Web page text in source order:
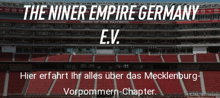
THE NINER EMPIRE GERMANY
E.V.
Hier erfahrt Ihr alles über das Mecklenburg-
Vorpommern-Chapter.